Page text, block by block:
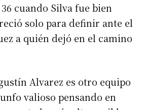
cuando Silva fue bien
solo para definir ante el
a quién dejó en el camino
Alvarez es otro equipo
valioso pensando en